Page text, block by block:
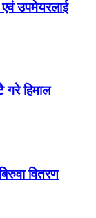
उपमेयरलाई
गरे हिमाल
वितरण